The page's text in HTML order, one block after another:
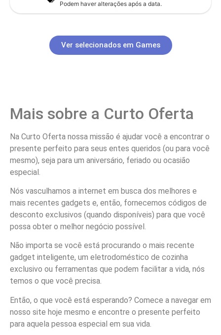
Podem haver alterações após a data.
Ver selecionados em Games
Mais sobre a Curto Oferta
Na Curto Oferta nossa missão é ajudar você a encontrar o
presente perfeito para seus entes queridos (ou para você
mesmo), seja para um aniversário, feriado ou ocasião
especial.
Nós vasculhamos a internet em busca dos melhores e
mais recentes gadgets e, então, fornecemos códigos de
desconto exclusivos (quando disponíveis) para que você
possa obter o melhor negócio possível.
Não importa se você está procurando o mais recente
gadget inteligente, um eletrodoméstico de cozinha
exclusivo ou ferramentas que podem facilitar a vida, nós
temos o que você precisa.
Então, o que você está esperando? Comece a navegar em
nosso site hoje mesmo e encontre o presente perfeito
para aquela pessoa especial em sua vida.